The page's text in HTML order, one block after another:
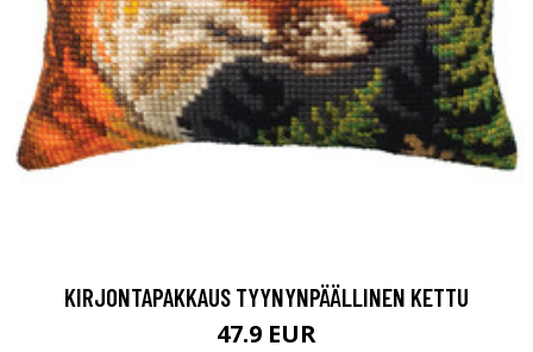
KIRJONTAPAKKAUS TYYNYNPÄÄLLINEN KETTU
47.9 EUR